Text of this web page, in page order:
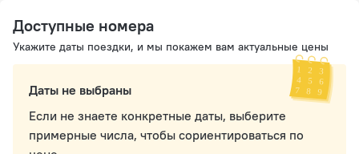
Доступные номера
Укажите даты поездки, и мы покажем вам актуальные цены
Даты не выбраны
Если не знаете конкретные даты, выберите
примерные числа, чтобы сориентироваться по